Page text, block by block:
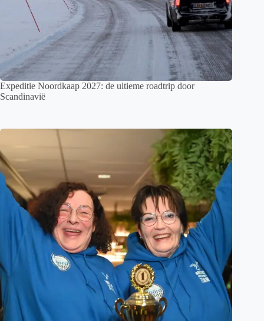
Expeditie Noordkaap 2027: de ultieme roadtrip door
Scandinavië